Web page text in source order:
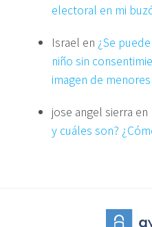
electoral en mi
Israel en ¿Se
niño sin
imagen de menores
jose angel sierra en
y cuáles son?